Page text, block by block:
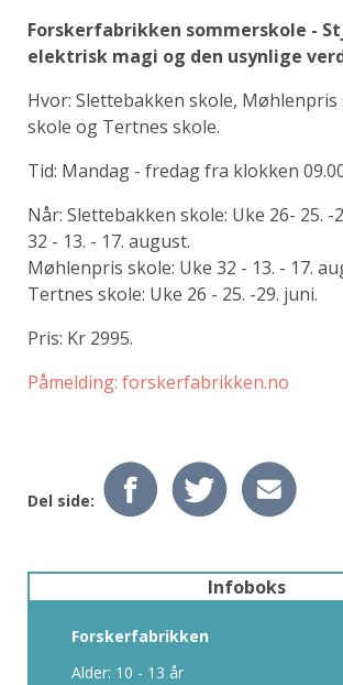
Forskerfabrikken sommerskole -
elektrisk magi og den usynlige
Hvor: Slettebakken skole, Møhlenpris
skole og Tertnes skole.
Tid: Mandag - fredag fra klokken
Når: Slettebakken skole: Uke 26- 25. -
32 - 13. - 17. august.
Møhlenpris skole: Uke 32 - 13. - 17.
Tertnes skole: Uke 26 - 25. -29. juni.
Pris: Kr 2995.
Påmelding: forskerfabrikken.no
Del side:
Infoboks
Forskerfabrikken
Alder: 10 - 13 år